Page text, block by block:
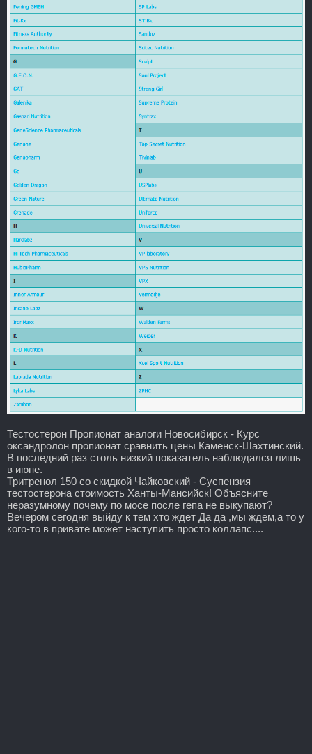
Тестостерон Пропионат аналоги Новосибирск - Курс
оксандролон пропионат сравнить цены Каменск-Шахтинский.
В последний раз столь низкий показатель наблюдался лишь
в июне.
Тритренол 150 со скидкой Чайковский - Суспензия
тестостерона стоимость Ханты-Мансийск! Объясните
неразумному почему по мосе после гепа не выкупают?
Вечером сегодня выйду к тем хто ждет Да да ,мы ждем,а то у
кого-то в привате может наступить просто коллапс....